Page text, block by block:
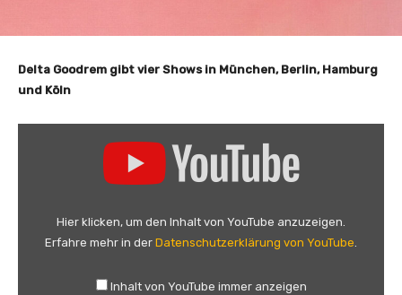
Delta Goodrem gibt vier Shows in München, Berlin, Hamburg
und Köln
Hier klicken, um den Inhalt von YouTube anzuzeigen.
Erfahre mehr in der Datenschutzerklärung von YouTube.
Inhalt von YouTube immer anzeigen